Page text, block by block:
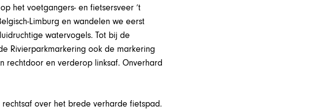
het voetgangers- en fietsersveer ’t
Limburg en wandelen we eerst
watervogels. Tot bij de
Rivierparkmarkering ook de markering
rechtdoor en verderop linksaf. Onverhard
rechtsaf over het brede verharde fietspad.